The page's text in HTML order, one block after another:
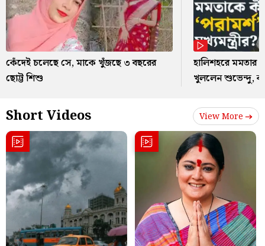
কেঁদেই চলেছে সে, মাকে খুঁজছে ৩ বছরের
ছোট্ট শিশু
হালিশহরে মমতার
খুললেন শুভেন্দু,
Short Videos View More